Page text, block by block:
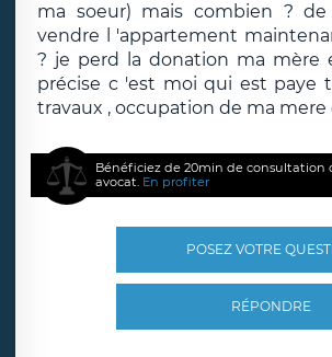
ma soeur) mais combien ?
vendre l 'appartement
? je perd la donation ma mère
précise c 'est moi qui est paye
travaux , occupation de ma mere
Bénéficiez de 20min de consultation
avocat. En profiter
POSEZ VOTRE
RÉPONDRE